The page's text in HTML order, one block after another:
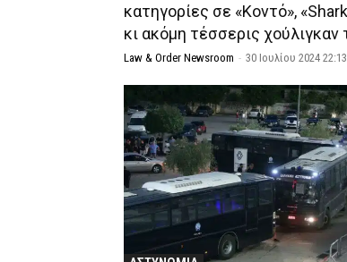
κατηγορίες σε «Κοντό»,
κι ακόμη τέσσερις
Law & Order Newsroom - 30 Ιουλίου 2024 22:13